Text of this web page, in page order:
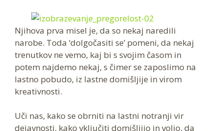
Njihova prva misel je, da so nekaj naredili
narobe. Toda ‘dolgočasiti se’ pomeni, da nekaj
trenutkov ne vemo, kaj bi s svojim časom in
potem najdemo nekaj, s čimer se zaposlimo na
lastno pobudo, iz lastne domišljije in virom
kreativnosti.
Uči nas, kako se obrniti na lastni notranji vir
dejavnosti, kako vključiti domišljijo in voljo, da